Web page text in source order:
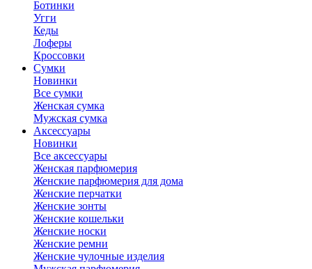
Ботинки
Угги
Кеды
Лоферы
Кроссовки
Сумки
Новинки
Все сумки
Женская сумка
Мужская сумка
Аксессуары
Новинки
Все аксессуары
Женская парфюмерия
Женские парфюмерия для дома
Женские перчатки
Женские зонты
Женские кошельки
Женские носки
Женские ремни
Женские чулочные изделия